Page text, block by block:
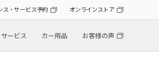
ス・サービス予約 オンラインストア
サービス カー用品 お客様の声